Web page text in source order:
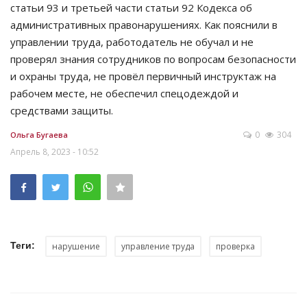
статьи 93 и третьей части статьи 92 Кодекса об
административных правонарушениях. Как пояснили в
управлении труда, работодатель не обучал и не
проверял знания сотрудников по вопросам безопасности
и охраны труда, не провёл первичный инструктаж на
рабочем месте, не обеспечил спецодеждой и
средствами защиты.
Ольга Бугаева
Апрель 8, 2023 - 10:52
0 304
Теги: нарушение управление труда проверка